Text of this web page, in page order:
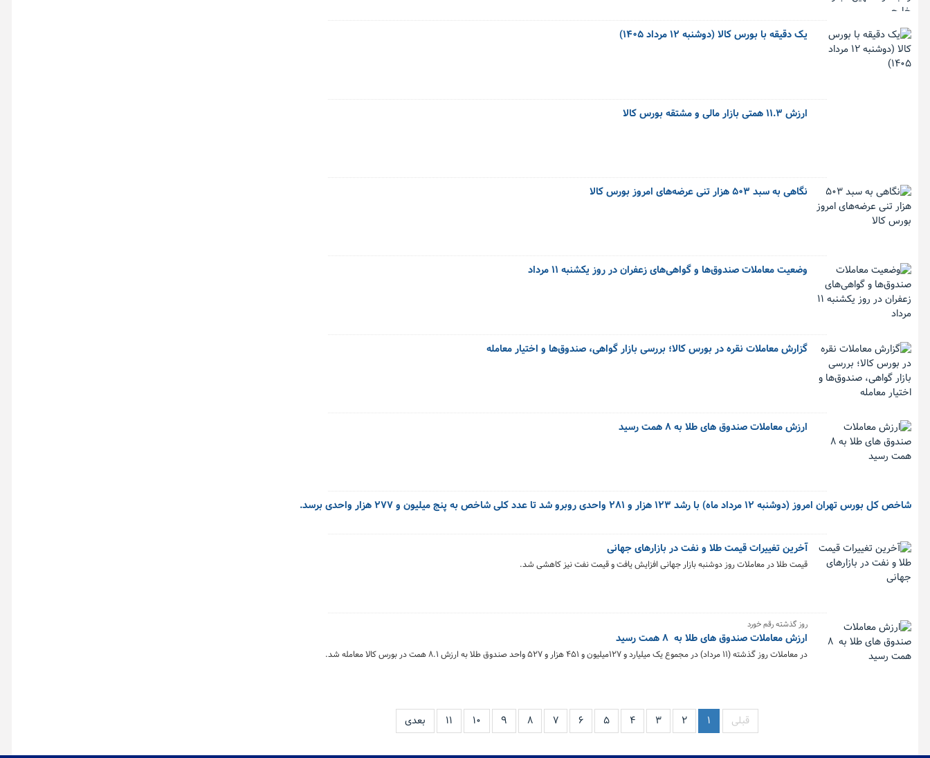
یک دقیقه با بورس کالا (دوشنبه ۱۲ مرداد ۱۴۰۵)
ارزش ۱۱.۳ همتی بازار مالی و مشتقه بورس کالا
نگاهی به سبد ۵۰۳ هزار تنی عرضه‌های امروز بورس کالا
وضعیت معاملات صندوق‌ها و گواهی‌های زعفران در روز یکشنبه ۱۱ مرداد
گزارش معاملات نقره در بورس کالا؛ بررسی بازار گواهی، صندوق‌ها و اختیار معامله
ارزش معاملات صندوق های طلا به ۸ همت رسید
شاخص کل بورس تهران امروز (دوشنبه ۱۲ مرداد ماه) با رشد ۱۲۳ هزار و ۲۸۱ واحدی روبرو شد تا عدد کلی شاخص به پنج میلیون و ۲۷۷ هزار واحدی برسد.
آخرین تغییرات قیمت طلا و نفت در بازارهای جهانی
قیمت طلا در معاملات روز دوشنبه بازار جهانی افزایش یافت و قیمت نفت نیز کاهشی شد.
روز گذشته رقم خورد
ارزش معاملات صندوق های طلا به ۸ همت رسید
در معاملات روز گذشته (۱۱ مرداد) در مجموع یک میلیارد و ۱۲۷میلیون و ۴۵۱ هزار و ۵۲۷ واحد صندوق‌ طلا به ارزش ۸.۱ همت در بورس کالا معامله شد.
قبلی ۱ ۲ ۳ ۴ ۵ ۶ ۷ ۸ ۹ ۱۰ ۱۱ بعدی